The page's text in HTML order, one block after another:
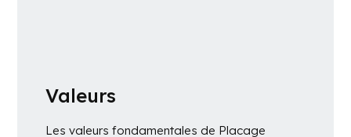
Valeurs
Les valeurs fondamentales de Placage